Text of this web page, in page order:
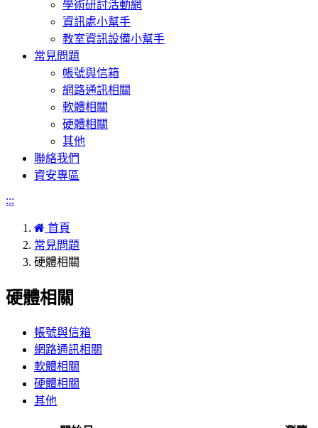
學術研討活動網
資訊處小幫手
教室資訊設備小幫手
常見問題
帳號與信箱
網路通訊相關
軟體相關
硬體相關
其他
聯絡我們
資安專區
:::
首頁
常見問題
硬體相關
硬體相關
帳號與信箱
網路通訊相關
軟體相關
硬體相關
其他